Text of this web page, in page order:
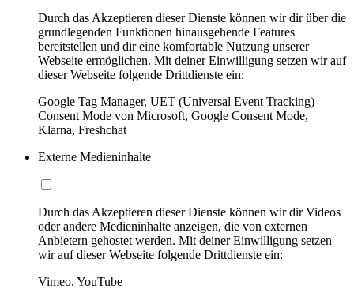
Durch das Akzeptieren dieser Dienste können wir dir über die
grundlegenden Funktionen hinausgehende Features
bereitstellen und dir eine komfortable Nutzung unserer
Webseite ermöglichen. Mit deiner Einwilligung setzen wir auf
dieser Webseite folgende Drittdienste ein:
Google Tag Manager, UET (Universal Event Tracking)
Consent Mode von Microsoft, Google Consent Mode,
Klarna, Freshchat
Externe Medieninhalte
Durch das Akzeptieren dieser Dienste können wir dir Videos
oder andere Medieninhalte anzeigen, die von externen
Anbietern gehostet werden. Mit deiner Einwilligung setzen
wir auf dieser Webseite folgende Drittdienste ein:
Vimeo, YouTube